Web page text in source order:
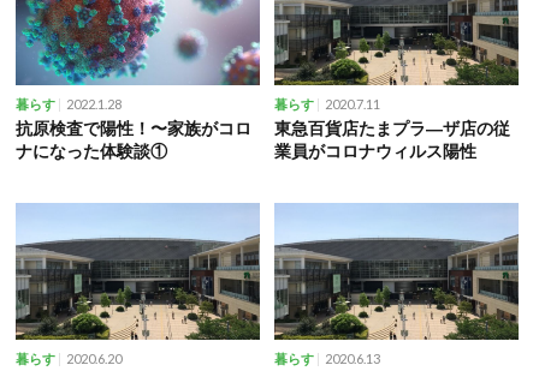
暮らす 2022.1.28
抗原検査で陽性！〜家族がコロ
ナになった体験談①
暮らす 2020.7.11
東急百貨店たまプラ―ザ店の従
業員がコロナウィルス陽性
暮らす 2020.6.20 暮らす 2020.6.13